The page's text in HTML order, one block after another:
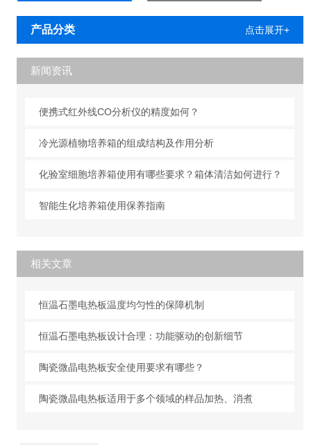
产品分类 点击展开+
新闻资讯
便携式红外线CO分析仪的精度如何？
冷光源植物培养箱的组成结构及作用分析
化验室细胞培养箱使用有哪些要求？箱体清洁如何进行？
智能生化培养箱使用保养指南
相关文章
恒温石墨电热板温度均匀性的保障机制
恒温石墨电热板设计合理：功能驱动的创新细节
陶瓷微晶电热板安全使用要求有哪些？
陶瓷微晶电热板适用于多个领域的样品加热、消煮